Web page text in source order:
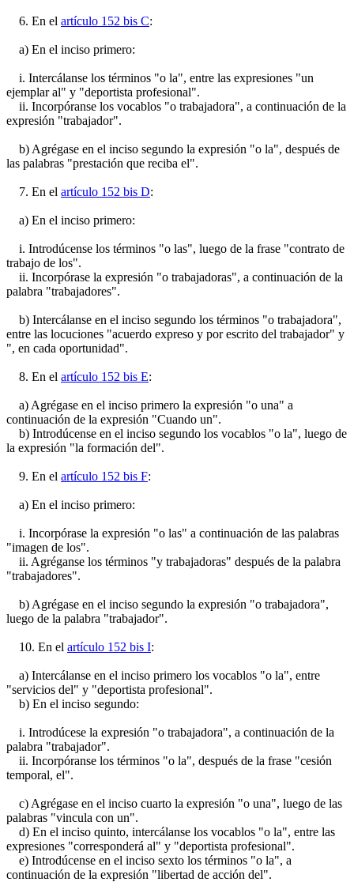
6. En el artículo 152 bis C:
a) En el inciso primero:
i. Intercálanse los términos "o la", entre las expresiones "un
ejemplar al" y "deportista profesional".
ii. Incorpóranse los vocablos "o trabajadora", a continuación de la
expresión "trabajador".
b) Agrégase en el inciso segundo la expresión "o la", después de
las palabras "prestación que reciba el".
7. En el artículo 152 bis D:
a) En el inciso primero:
i. Introdúcense los términos "o las", luego de la frase "contrato de
trabajo de los".
ii. Incorpórase la expresión "o trabajadoras", a continuación de la
palabra "trabajadores".
b) Intercálanse en el inciso segundo los términos "o trabajadora",
entre las locuciones "acuerdo expreso y por escrito del trabajador" y
", en cada oportunidad".
8. En el artículo 152 bis E:
a) Agrégase en el inciso primero la expresión "o una" a
continuación de la expresión "Cuando un".
b) Introdúcense en el inciso segundo los vocablos "o la", luego de
la expresión "la formación del".
9. En el artículo 152 bis F:
a) En el inciso primero:
i. Incorpórase la expresión "o las" a continuación de las palabras
"imagen de los".
ii. Agréganse los términos "y trabajadoras" después de la palabra
"trabajadores".
b) Agrégase en el inciso segundo la expresión "o trabajadora",
luego de la palabra "trabajador".
10. En el artículo 152 bis I:
a) Intercálanse en el inciso primero los vocablos "o la", entre
"servicios del" y "deportista profesional".
b) En el inciso segundo:
i. Introdúcese la expresión "o trabajadora", a continuación de la
palabra "trabajador".
ii. Incorpóranse los términos "o la", después de la frase "cesión
temporal, el".
c) Agrégase en el inciso cuarto la expresión "o una", luego de las
palabras "vincula con un".
d) En el inciso quinto, intercálanse los vocablos "o la", entre las
expresiones "corresponderá al" y "deportista profesional".
e) Introdúcense en el inciso sexto los términos "o la", a
continuación de la expresión "libertad de acción del".